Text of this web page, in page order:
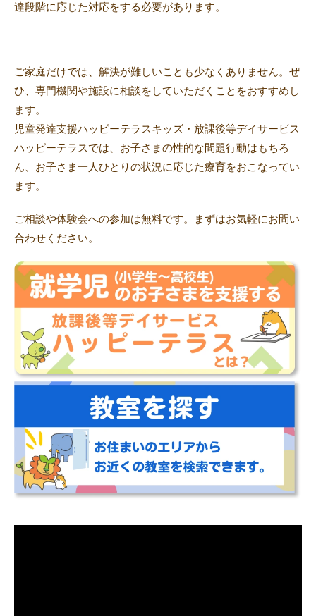
達段階に応じた対応をする必要があります。
ご家庭だけでは、解決が難しいことも少なくありません。ぜ
ひ、専門機関や施設に相談をしていただくことをおすすめし
ます。
児童発達支援ハッピーテラスキッズ・放課後等デイサービス
ハッピーテラスでは、お子さまの性的な問題行動はもちろ
ん、お子さま一人ひとりの状況に応じた療育をおこなってい
ます。
ご相談や体験会への参加は無料です。まずはお気軽にお問い
合わせください。